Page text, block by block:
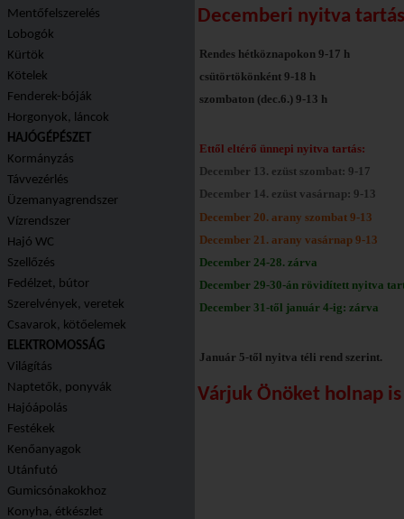
Mentőfelszerelés
Lobogók
Kürtök
Kötelek
Fenderek-bóják
Horgonyok, láncok
HAJÓGÉPÉSZET
Kormányzás
Távvezérlés
Üzemanyagrendszer
Vízrendszer
Hajó WC
Szellőzés
Fedélzet, bútor
Szerelvények, veretek
Csavarok, kötőelemek
ELEKTROMOSSÁG
Világítás
Naptetők, ponyvák
Hajóápolás
Festékek
Kenőanyagok
Utánfutó
Gumicsónakokhoz
Konyha, étkészlet
Decemberi nyitva
Rendes hétköznapokon 9-17 h
csütörtökönként 9-18 h
szombaton (dec.6.) 9-13 h
Ettől eltérő ünnepi nyitva tartás:
December 13. ezüst szombat: 9-17
December 14. ezüst vasárnap: 9-13
December 20. arany szombat 9-13
December 21. arany vasárnap 9-13
December 24-28. zárva
December 29-30-án rövidített nyitva
December 31-től január 4-ig: zárva
Január 5-től nyitva téli rend szerint.
Várjuk Önöket holnap